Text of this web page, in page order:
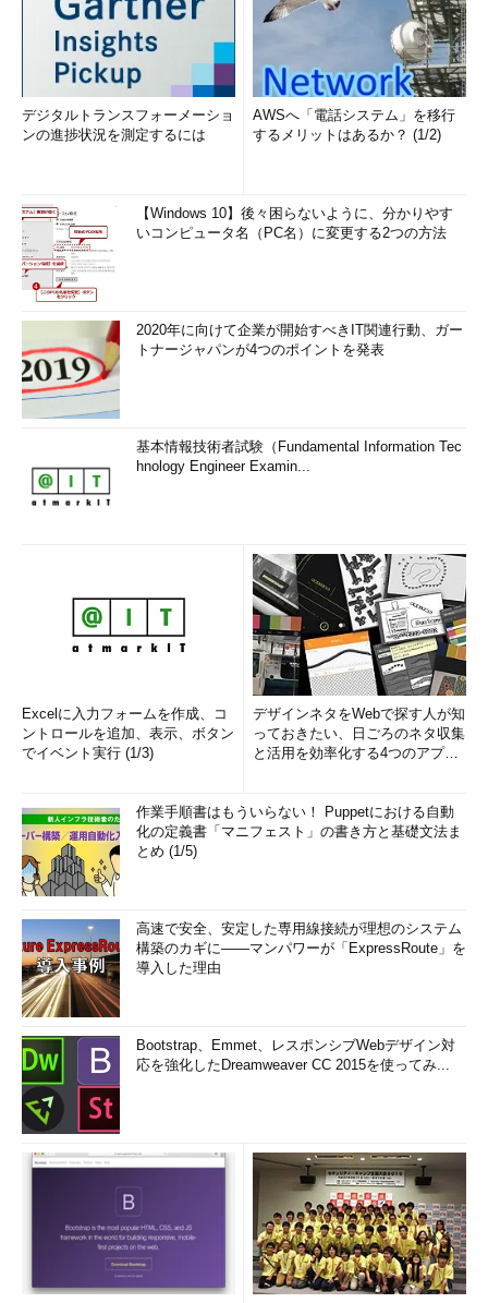
デジタルトランスフォーメーショ
ンの進捗状況を測定するには
AWSへ「電話システム」を移行
するメリットはあるか？ (1/2)
【Windows 10】後々困らないように、分かりやす
いコンピュータ名（PC名）に変更する2つの方法
2020年に向けて企業が開始すべきIT関連行動、ガー
トナージャパンが4つのポイントを発表
基本情報技術者試験（Fundamental Information Tec
hnology Engineer Examin...
Excelに入力フォームを作成、コ
ントロールを追加、表示、ボタン
でイベント実行 (1/3)
デザインネタをWebで探す人が知
っておきたい、日ごろのネタ収集
と活用を効率化する4つのアプリ
作業手順書はもういらない！ Puppetにおける自動
化の定義書「マニフェスト」の書き方と基礎文法ま
とめ (1/5)
高速で安全、安定した専用線接続が理想のシステム
構築のカギに――マンパワーが「ExpressRoute」を
導入した理由
Bootstrap、Emmet、レスポンシブWebデザイン対
応を強化したDreamweaver CC 2015を使ってみ...